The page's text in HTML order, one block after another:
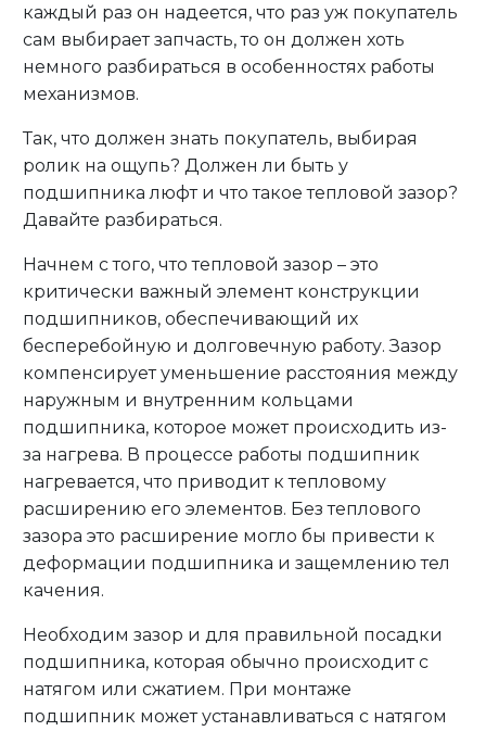
каждый раз он надеется, что раз уж покупатель
сам выбирает запчасть, то он должен хоть
немного разбираться в особенностях работы
механизмов.
Так, что должен знать покупатель, выбирая
ролик на ощупь? Должен ли быть у
подшипника люфт и что такое тепловой зазор?
Давайте разбираться.
Начнем с того, что тепловой зазор – это
критически важный элемент конструкции
подшипников, обеспечивающий их
бесперебойную и долговечную работу. Зазор
компенсирует уменьшение расстояния между
наружным и внутренним кольцами
подшипника, которое может происходить из-
за нагрева. В процессе работы подшипник
нагревается, что приводит к тепловому
расширению его элементов. Без теплового
зазора это расширение могло бы привести к
деформации подшипника и защемлению тел
качения.
Необходим зазор и для правильной посадки
подшипника, которая обычно происходит с
натягом или сжатием. При монтаже
подшипник может устанавливаться с натягом